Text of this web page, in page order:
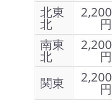
北東
北
2,200
円
南東
北
2,200
円
関東
2,200
円